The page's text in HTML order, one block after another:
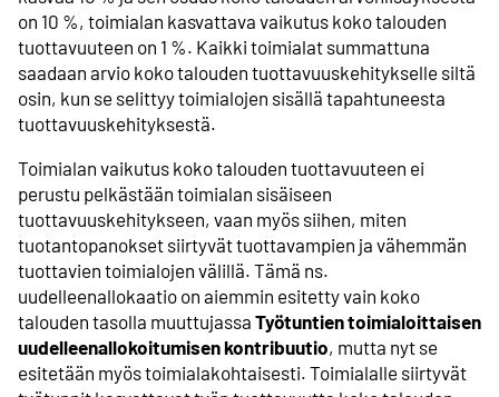
on 10 %, toimialan kasvattava vaikutus koko talouden
tuottavuuteen on 1 %. Kaikki toimialat summattuna
saadaan arvio koko talouden tuottavuuskehitykselle siltä
osin, kun se selittyy toimialojen sisällä tapahtuneesta
tuottavuuskehityksestä.
Toimialan vaikutus koko talouden tuottavuuteen ei
perustu pelkästään toimialan sisäiseen
tuottavuuskehitykseen, vaan myös siihen, miten
tuotantopanokset siirtyvät tuottavampien ja vähemmän
tuottavien toimialojen välillä. Tämä ns.
uudelleenallokaatio on aiemmin esitetty vain koko
talouden tasolla muuttujassa Työtuntien toimialoittaisen
uudelleenallokoitumisen kontribuutio, mutta nyt se
esitetään myös toimialakohtaisesti. Toimialalle siirtyvät